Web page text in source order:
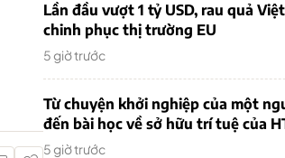
Lần đầu vượt 1 tỷ USD, rau quả
chinh phục thị trường EU
5 giờ trước
Từ chuyện khởi nghiệp của một
đến bài học về sở hữu trí tuệ của
5 giờ trước